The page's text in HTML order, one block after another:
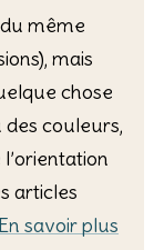
même
mais
chose
couleurs,
articles
savoir plus